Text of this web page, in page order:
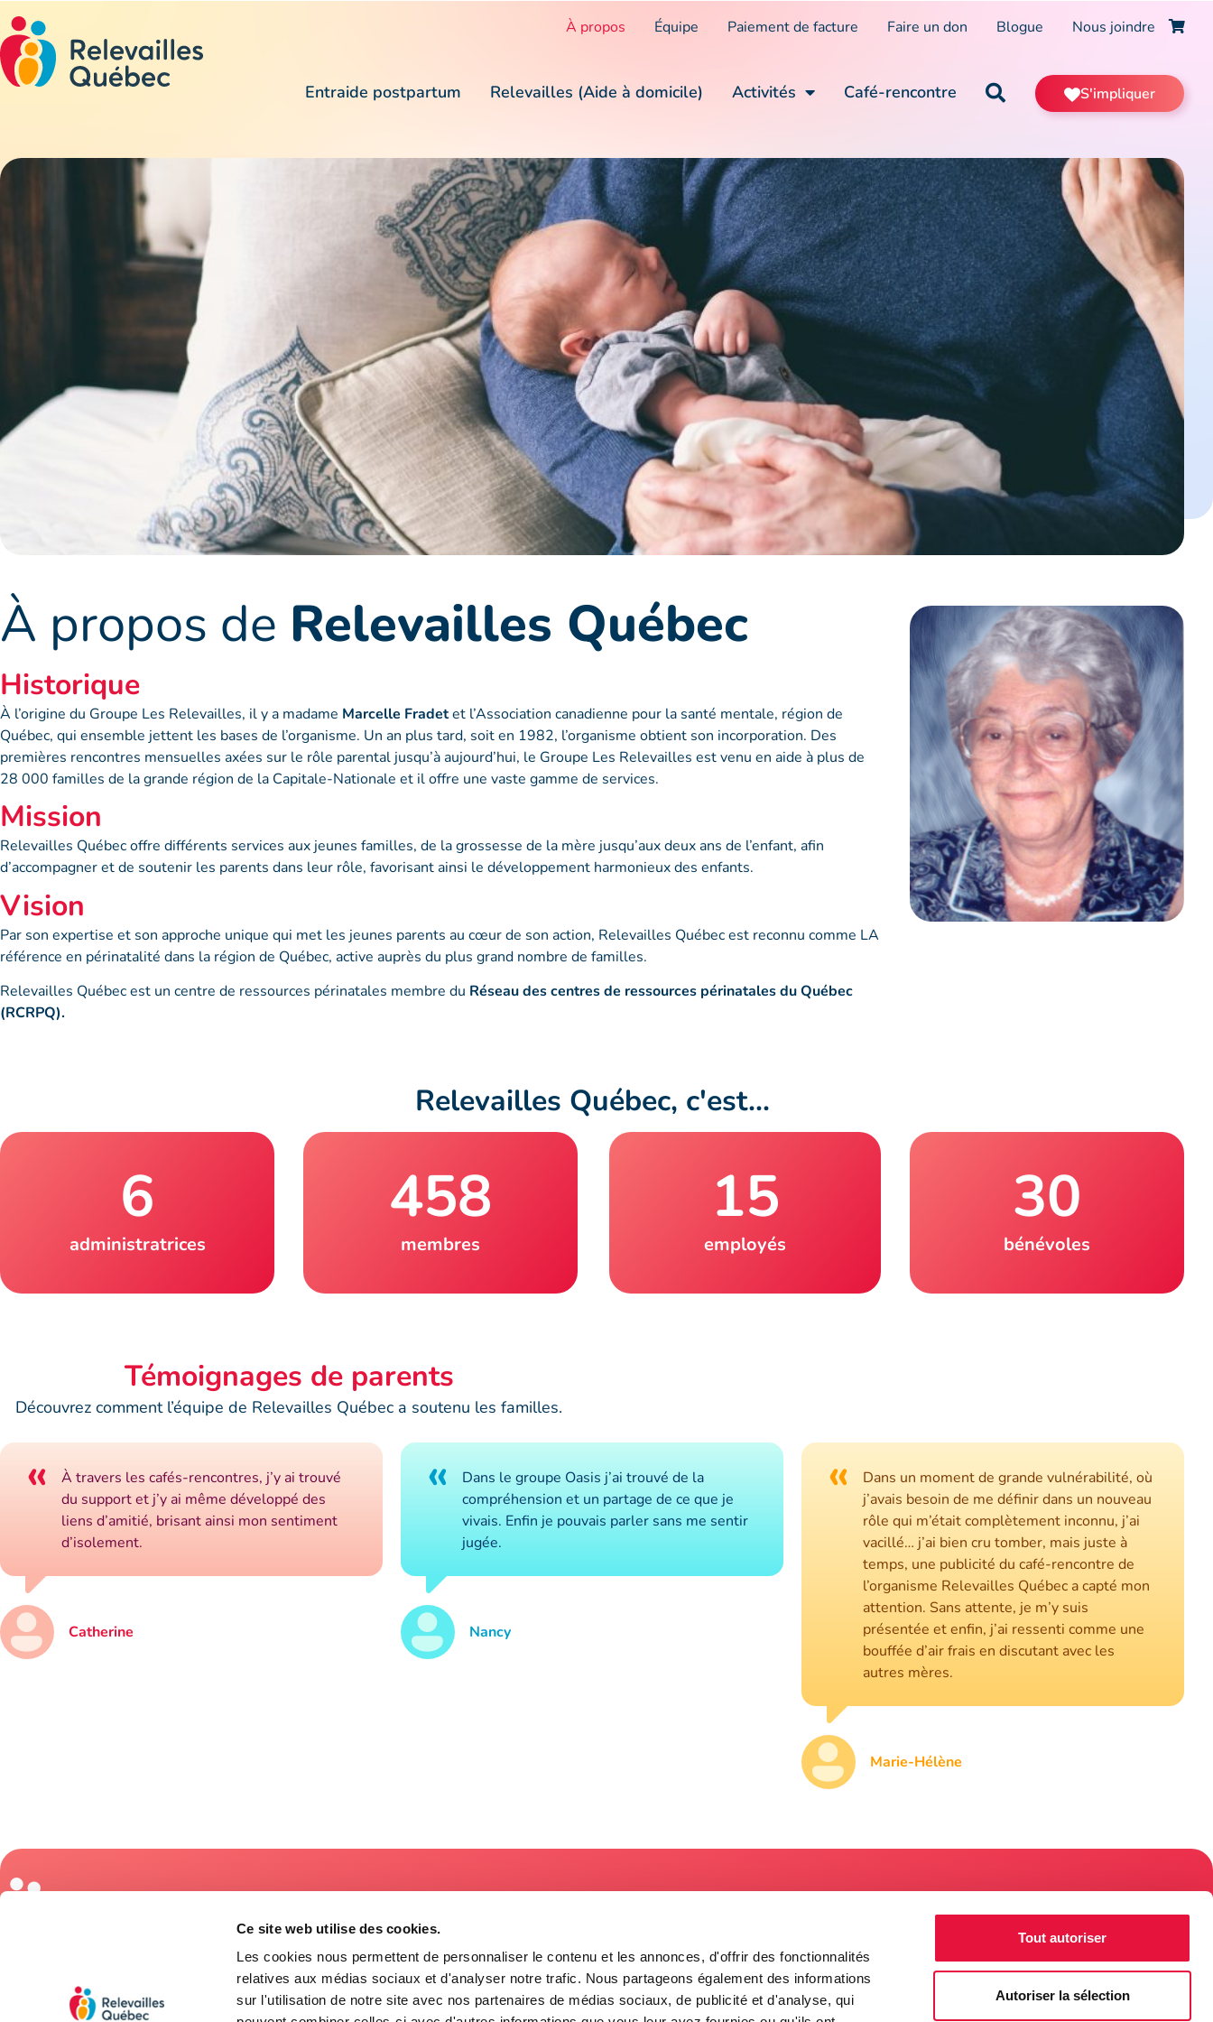
Ce site web utilise des cookies.
Les cookies nous permettent de personnaliser le contenu et les annonces, d'offrir des fonctionnalités
relatives aux médias sociaux et d'analyser notre trafic. Nous partageons également des informations
sur l'utilisation de notre site avec nos partenaires de médias sociaux, de publicité et d'analyse, qui
Tout autoriser
Autoriser la sélection
À propos Équipe Paiement de facture Faire un don Blogue Nous joindre
Entraide postpartum Relevailles (Aide à domicile) Activités Café-rencontre S'impliquer
À propos de Relevailles Québec
Historique
À l’origine du Groupe Les Relevailles, il y a madame Marcelle Fradetet l’Association canadienne pour la santé mentale, région de
Québec, qui ensemble jettent les bases de l’organisme. Un an plus tard, soit en 1982, l’organisme obtient son incorporation. Des
premières rencontres mensuelles axées sur le rôle parental jusqu’à aujourd’hui, le Groupe Les Relevailles est venu en aide à plus de
28 000 familles de la grande région de la Capitale-Nationale et il offre une vaste gamme de services.
Mission
Relevailles Québec offre différents services aux jeunes familles, de la grossesse de la mère jusqu’aux deux ans de l’enfant, afin
d’accompagner et de soutenir les parents dans leur rôle, favorisant ainsi le développement harmonieux des enfants.
Vision
Par son expertise et son approche unique qui met les jeunes parents au cœur de son action, Relevailles Québec est reconnu comme LA
référence en périnatalité dans la région de Québec, active auprès du plus grand nombre de familles.
Relevailles Québec est un centre de ressources périnatales membre du Réseau des centres de ressources périnatales du Québec
(RCRPQ).
Relevailles Québec, c'est...
6
administratrices
458
membres
15
employés
30
bénévoles
Témoignages de parents
Découvrez comment l’équipe de Relevailles Québec a soutenu les familles.
«
À travers les cafés-rencontres, j’y ai trouvé
du support et j’y ai même développé des
liens d’amitié, brisant ainsi mon sentiment
d’isolement.
Catherine
«
Dans le groupe Oasis j’ai trouvé de la
compréhension et un partage de ce que je
vivais. Enfin je pouvais parler sans me sentir
jugée.
Nancy
«
Dans un moment de grande vulnérabilité, où
j’avais besoin de me définir dans un nouveau
rôle qui m’était complètement inconnu, j’ai
vacillé… j’ai bien cru tomber, mais juste à
temps, une publicité du café-rencontre de
l’organisme Relevailles Québec a capté mon
attention. Sans attente, je m’y suis
présentée et enfin, j’ai ressenti comme une
bouffée d’air frais en discutant avec les
autres mères.
Marie-Hélène
Relevailles (Aide à domicile)
3845, rue Blain
Québec (Québec) G2B3X8
418 688-3301
accueil@relevaillesquebec.com
ressources périnatales membre du
réseau des centres de ressources
périnatales du Québec (RCRPQ)